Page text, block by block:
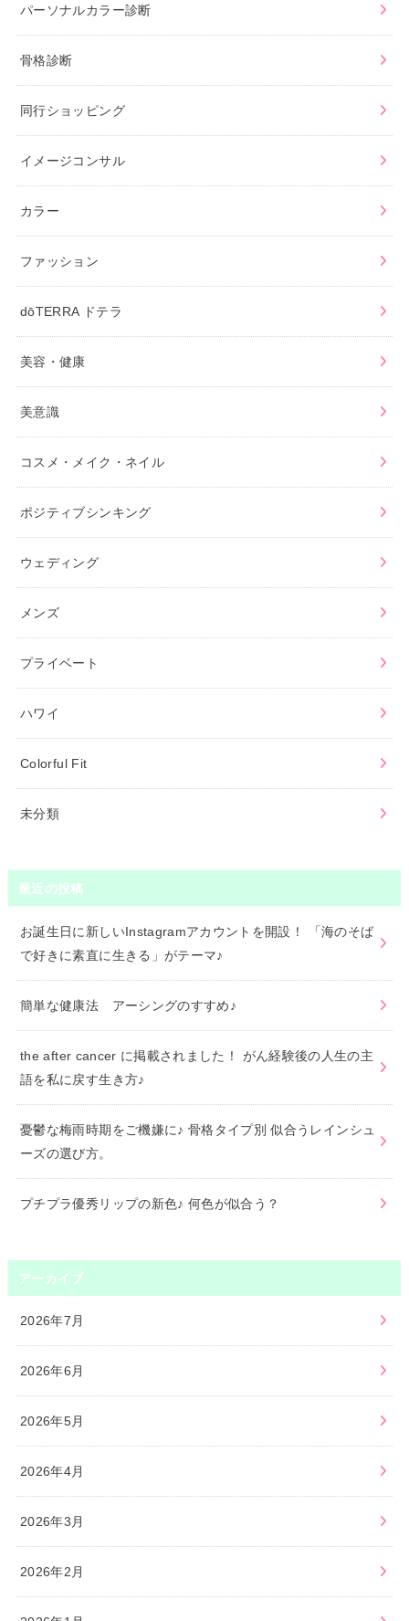
パーソナルカラー診断
骨格診断
同行ショッピング
イメージコンサル
カラー
ファッション
dōTERRA ドテラ
美容・健康
美意識
コスメ・メイク・ネイル
ポジティブシンキング
ウェディング
メンズ
プライベート
ハワイ
Colorful Fit
未分類
最近の投稿
お誕生日に新しいInstagramアカウントを開設！ 「海のそば
で好きに素直に生きる」がテーマ♪
簡単な健康法 アーシングのすすめ♪
the after cancer に掲載されました！ がん経験後の人生の主
語を私に戻す生き方♪
憂鬱な梅雨時期をご機嫌に♪ 骨格タイプ別 似合うレインシュ
ーズの選び方。
プチプラ優秀リップの新色♪ 何色が似合う？
アーカイブ
2026年7月
2026年6月
2026年5月
2026年4月
2026年3月
2026年2月